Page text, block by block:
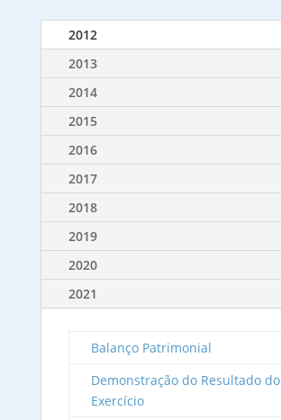
2012
2013
2014
2015
2016
2017
2018
2019
2020
2021
Balanço Patrimonial
Demonstração do Resultado do
Exercício